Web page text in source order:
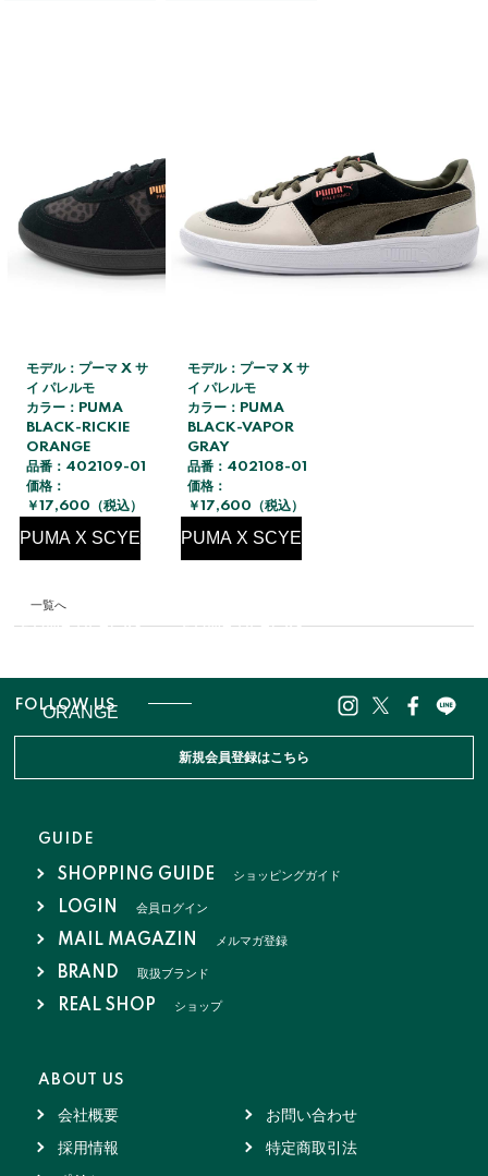
モデル：プーマ X サ
イ パレルモ
カラー：PUMA
BLACK-RICKIE
ORANGE
品番：402109-01
価格：
￥17,600（税込）
PUMA X SCYE
PUMA BLACK-
ORANGE
モデル：プーマ X サ
イ パレルモ
カラー：PUMA
BLACK-VAPOR
GRAY
品番：402108-01
価格：
￥17,600（税込）
PUMA X SCYE
PUMA BLACK-
一覧へ
FOLLOW US
新規会員登録はこちら
GUIDE
SHOPPING GUIDE ショッピングガイド
LOGIN 会員ログイン
MAIL MAGAZIN メルマガ登録
BRAND 取扱ブランド
REAL SHOP ショップ
ABOUT US
会社概要
お問い合わせ
採用情報
特定商取引法